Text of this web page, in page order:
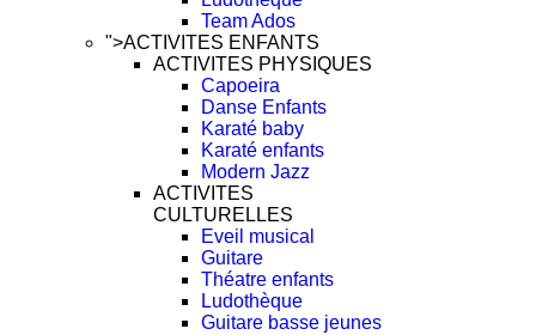
Team Ados
">ACTIVITES ENFANTS
ACTIVITES PHYSIQUES
Capoeira
Danse Enfants
Karaté baby
Karaté enfants
Modern Jazz
ACTIVITES
CULTURELLES
Eveil musical
Guitare
Théatre enfants
Ludothèque
Guitare basse jeunes